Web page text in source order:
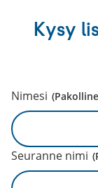
Kysy
Nimesi
Seuranne nimi